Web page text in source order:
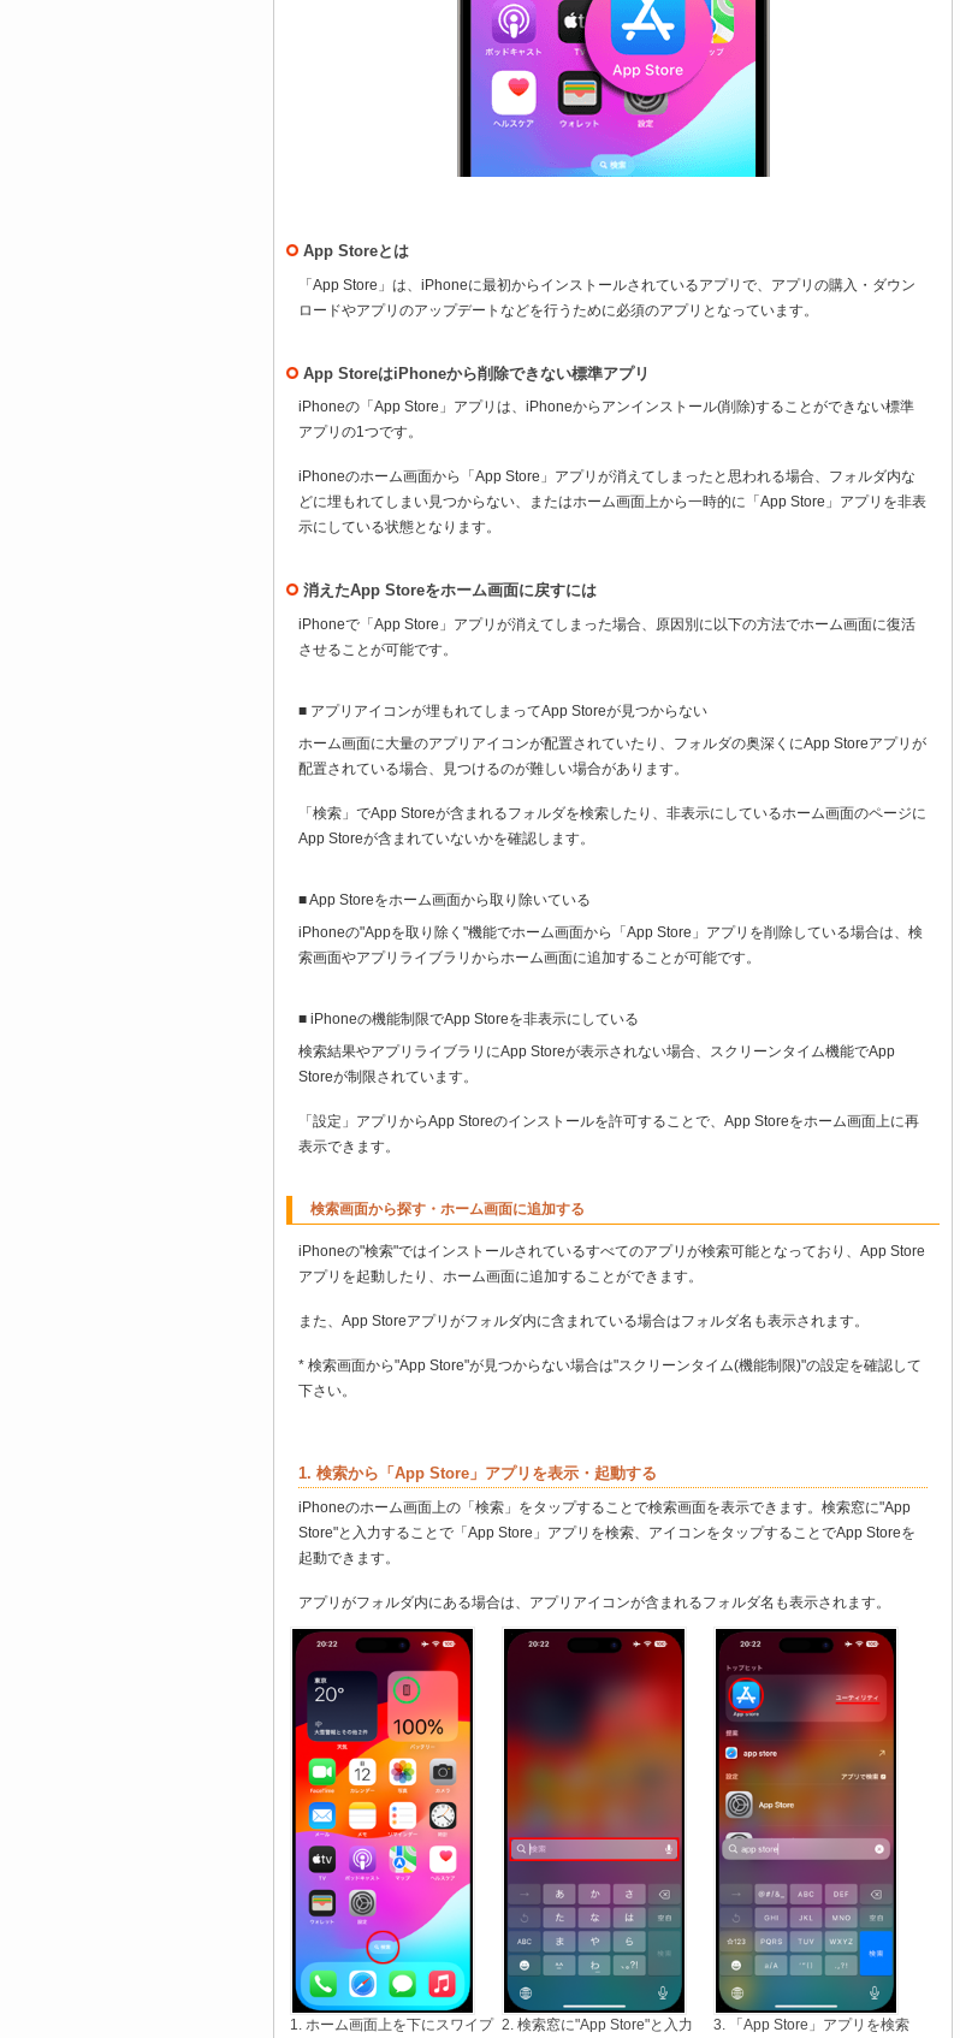
App Storeとは
「App Store」は、iPhoneに最初からインストールされているアプリで、アプリの購入・ダウン
ロードやアプリのアップデートなどを行うために必須のアプリとなっています。
App StoreはiPhoneから削除できない標準アプリ
iPhoneの「App Store」アプリは、iPhoneからアンインストール(削除)することができない標準
アプリの1つです。
iPhoneのホーム画面から「App Store」アプリが消えてしまったと思われる場合、フォルダ内な
どに埋もれてしまい見つからない、またはホーム画面上から一時的に「App Store」アプリを非表
示にしている状態となります。
消えたApp Storeをホーム画面に戻すには
iPhoneで「App Store」アプリが消えてしまった場合、原因別に以下の方法でホーム画面に復活
させることが可能です。
■ アプリアイコンが埋もれてしまってApp Storeが見つからない
ホーム画面に大量のアプリアイコンが配置されていたり、フォルダの奥深くにApp Storeアプリが
配置されている場合、見つけるのが難しい場合があります。
「検索」でApp Storeが含まれるフォルダを検索したり、非表示にしているホーム画面のページに
App Storeが含まれていないかを確認します。
■ App Storeをホーム画面から取り除いている
iPhoneの"Appを取り除く"機能でホーム画面から「App Store」アプリを削除している場合は、検
索画面やアプリライブラリからホーム画面に追加することが可能です。
■ iPhoneの機能制限でApp Storeを非表示にしている
検索結果やアプリライブラリにApp Storeが表示されない場合、スクリーンタイム機能でApp
Storeが制限されています。
「設定」アプリからApp Storeのインストールを許可することで、App Storeをホーム画面上に再
表示できます。
検索画面から探す・ホーム画面に追加する
iPhoneの"検索"ではインストールされているすべてのアプリが検索可能となっており、App Store
アプリを起動したり、ホーム画面に追加することができます。
また、App Storeアプリがフォルダ内に含まれている場合はフォルダ名も表示されます。
* 検索画面から"App Store"が見つからない場合は"スクリーンタイム(機能制限)"の設定を確認して
下さい。
1. 検索から「App Store」アプリを表示・起動する
iPhoneのホーム画面上の「検索」をタップすることで検索画面を表示できます。検索窓に"App
Store"と入力することで「App Store」アプリを検索、アイコンをタップすることでApp Storeを
起動できます。
アプリがフォルダ内にある場合は、アプリアイコンが含まれるフォルダ名も表示されます。
1. ホーム画面上を下にスワイプ 2. 検索窓に"App Store"と入力
3. 「App Store」アプリを検索